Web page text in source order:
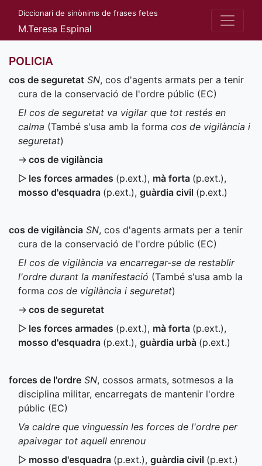
Diccionari de sinònims de frases fetes
M.Teresa Espinal
POLICIA
cos de seguretat SN, cos d'agents armats per a tenir
cura de la conservació de l'ordre públic (EC)
El cos de seguretat va vigilar que tot restés en
calma (També s'usa amb la forma cos de vigilància i
seguretat)
→ cos de vigilància
▷ les forces armades (p.ext.), mà forta (p.ext.),
mosso d'esquadra (p.ext.), guàrdia civil (p.ext.)
cos de vigilància SN, cos d'agents armats per a tenir
cura de la conservació de l'ordre públic (EC)
El cos de vigilància va encarregar-se de restablir
l'ordre durant la manifestació (També s'usa amb la
forma cos de vigilància i seguretat)
→ cos de seguretat
▷ les forces armades (p.ext.), mà forta (p.ext.),
mosso d'esquadra (p.ext.), guàrdia urbà (p.ext.)
forces de l'ordre SN, cossos armats, sotmesos a la
disciplina militar, encarregats de mantenir l'ordre
públic (EC)
Va caldre que vinguessin les forces de l'ordre per
apaivagar tot aquell enrenou
▷ mosso d'esquadra (p.ext.), guàrdia civil (p.ext.)